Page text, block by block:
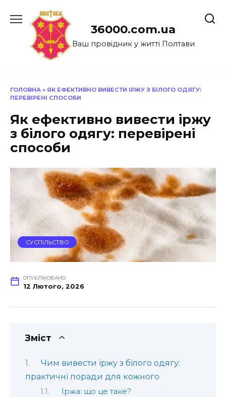
до
36000.com.ua
Ваш провідник у житті Полтави
ГОЛОВНА » ЯК ЕФЕКТИВНО ВИВЕСТИ ІРЖУ З БІЛОГО ОДЯГУ:
ПЕРЕВІРЕНІ СПОСОБИ
Як ефективно вивести іржу
з білого одягу: перевірені
способи
СУСПІЛЬСТВО
ОПУБЛІКОВАНО
12 Лютого, 2026
Зміст
Чим вивести іржу з білого одягу:
практичні поради для кожного
Іржа: що це таке?